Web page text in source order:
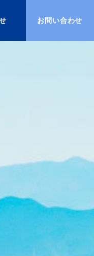
お問い合わせ